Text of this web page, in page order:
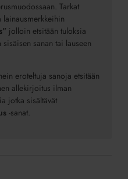
Tarkat
lainausmerkkeihin
jolloin etsitään tuloksia
sanan tai lauseen
eroteltuja sanoja etsitään
allekirjoitus ilman
jotka sisältävät
-sanat.